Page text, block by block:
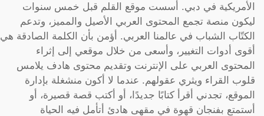
الأمريكية في دبي. أسست موقع القلم قبل خمس سنوات
ليكون منصة تجمع المحتوى العربي الأصيل والمميز، وتدعم
الكتّاب الشباب في عالمنا العربي. أؤمن بأن الكلمة الصادقة هي
أقوى أدوات التغيير، وأسعى من خلال موقعي إلى إثراء
المحتوى العربي على الإنترنت وتقديم محتوى هادف يلامس
قلوب القراء ويثري عقولهم. عندما لا أكون منشغلة بإدارة
الموقع، تجدني أقرأ كتابًا جديدًا، أو أكتب قصة قصيرة، أو
أستمتع بفنجان قهوة في مقهى هادئ أتأمل فيه الحياة